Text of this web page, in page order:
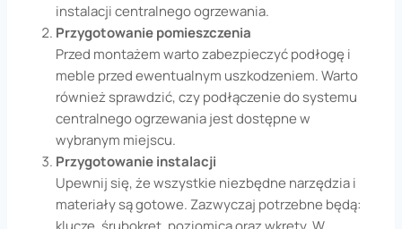
instalacji centralnego ogrzewania.
Przygotowanie pomieszczenia
Przed montażem warto zabezpieczyć podłogę i
meble przed ewentualnym uszkodzeniem. Warto
również sprawdzić, czy podłączenie do systemu
centralnego ogrzewania jest dostępne w
wybranym miejscu.
Przygotowanie instalacji
Upewnij się, że wszystkie niezbędne narzędzia i
materiały są gotowe. Zazwyczaj potrzebne będą: